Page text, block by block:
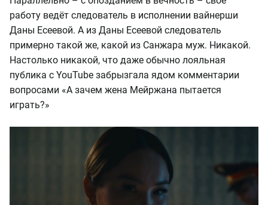
работу ведёт следователь в исполнении вайнерши
Даны Есеевой. А из Даны Есеевой следователь
примерно такой же, какой из Санжара муж. Никакой.
Настолько никакой, что даже обычно лояльная
публика с YouTube забрызгала ядом комментарии
вопросами «А зачем жена Мейржана пытается
играть?»